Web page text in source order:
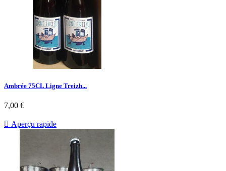
Ambrée 75CL Ligne Treizh...
7,00 €
 Aperçu rapide